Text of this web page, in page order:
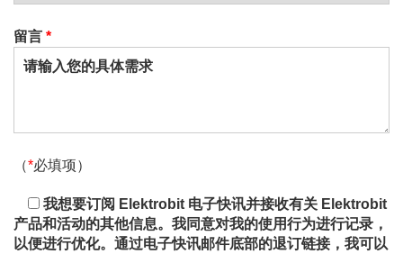
留言 *
（*必填项）
我想要订阅 Elektrobit 电子快讯并接收有关 Elektrobit
产品和活动的其他信息。我同意对我的使用行为进行记录，
以便进行优化。通过电子快讯邮件底部的退订链接，我可以